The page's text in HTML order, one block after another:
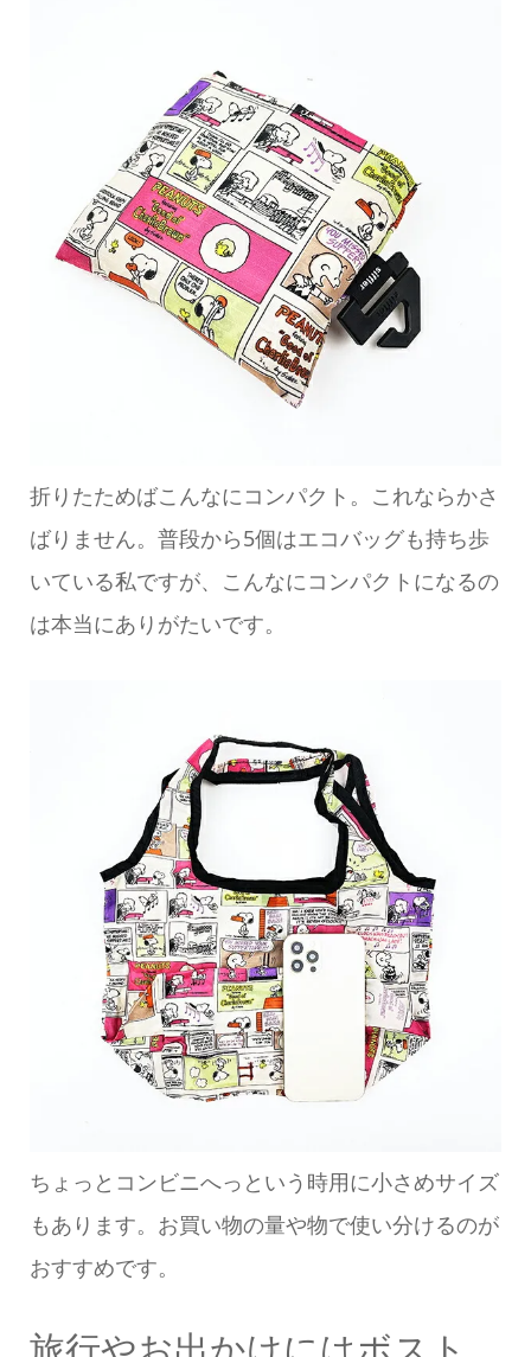
折りたためばこんなにコンパクト。これならかさ
ばりません。普段から5個はエコバッグも持ち歩
いている私ですが、こんなにコンパクトになるの
は本当にありがたいです。
ちょっとコンビニへっという時用に小さめサイズ
もあります。お買い物の量や物で使い分けるのが
おすすめです。